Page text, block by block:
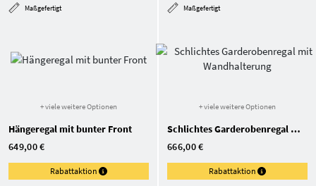
Maßgefertigt
+ viele weitere Optionen
Hängeregal mit bunter Front
649,00 €
Rabattaktion
Maßgefertigt
+ viele weitere Optionen
Schlichtes Garderoben­regal mit Wandhalterung
666,00 €
Rabattaktion